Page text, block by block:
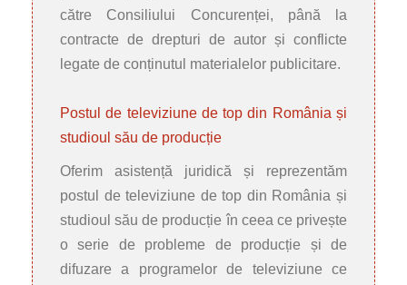
către Consiliului Concurenței, până la
contracte de drepturi de autor și conflicte
legate de conținutul materialelor publicitare.
Postul de televiziune de top din România și
studioul său de producție
Oferim asistență juridică și reprezentăm
postul de televiziune de top din România și
studioul său de producție în ceea ce privește
o serie de probleme de producție și de
difuzare a programelor de televiziune ce